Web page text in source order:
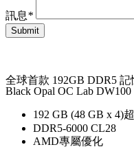
訊息*
全球首款 192GB DDR5
Black Opal OC Lab DW100
192 GB (48 GB x 4)
DDR5-6000 CL28
AMD專屬優化